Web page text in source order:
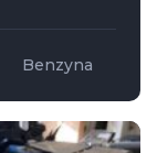
Benzyna